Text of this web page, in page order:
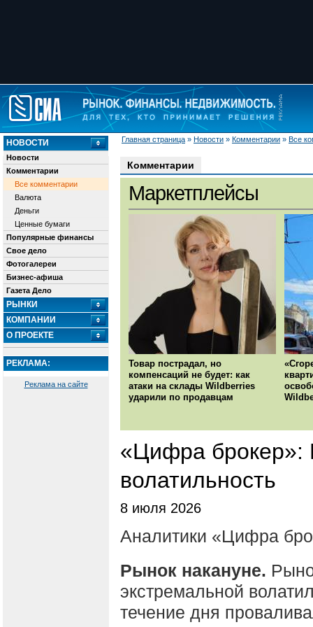
Главная страница » Новости » Комментарии » Все
НОВОСТИ
Новости
Комментарии
Все комментарии
Валюта
Деньги
Ценные бумаги
Популярные финансы
Свое дело
Фотогалереи
Бизнес-афиша
Газета Дело
РЫНКИ
КОМПАНИИ
О ПРОЕКТЕ
РЕКЛАМА:
Реклама на сайте
Комментарии
Маркетплейсы
Товар пострадал, но
компенсаций не будет: как
атаки на склады Wildberries
ударили по продавцам
«Цифра
волатильность
8 июля 2026
Аналитики «Цифра
Рынок накануне.
экстремальной
течение дня